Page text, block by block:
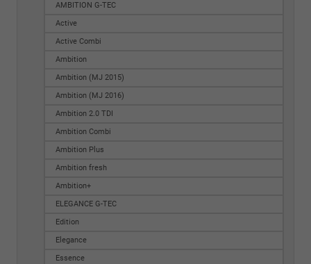
AMBITION G-TEC
Active
Active Combi
Ambition
Ambition (MJ 2015)
Ambition (MJ 2016)
Ambition 2.0 TDI
Ambition Combi
Ambition Plus
Ambition fresh
Ambition+
ELEGANCE G-TEC
Edition
Elegance
Essence